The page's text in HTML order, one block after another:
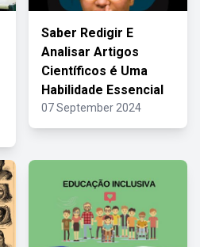
Saber Redigir E
Analisar Artigos
Científicos é Uma
Habilidade Essencial
07 September 2024